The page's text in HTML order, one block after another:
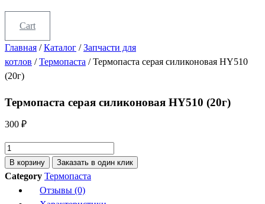
Cart
Главная /Каталог /Запчасти для
котлов /Термопаста / Термопаста серая силиконовая HY510
(20г)
Термопаста серая силиконовая HY510 (20г)
300 ₽
Количество
товара
Термопаста
серая
В корзину Заказать в один клик
Category Термопаста
Отзывы (0)